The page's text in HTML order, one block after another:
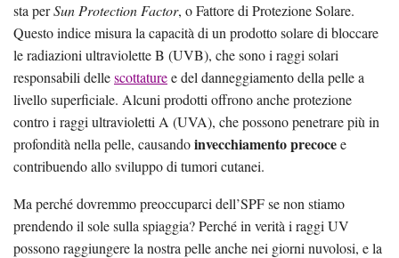
sta perSun Protection Factor, o Fattore di Protezione Solare.
Questo indice misura la capacità di un prodotto solare di bloccare
le radiazioni ultraviolette B (UVB), che sono i raggi solari
responsabili dellescottaturee del danneggiamento della pelle a
livello superficiale. Alcuni prodotti offrono anche protezione
contro i raggi ultravioletti A (UVA), che possono penetrare più in
profondità nella pelle, causandoinvecchiamento precocee
contribuendo allo sviluppo di tumori cutanei.
Ma perché dovremmo preoccuparci dell’SPF se non stiamo
prendendo il sole sulla spiaggia? Perché in verità i raggi UV
possono raggiungere la nostra pelle anche nei giorni nuvolosi, e la